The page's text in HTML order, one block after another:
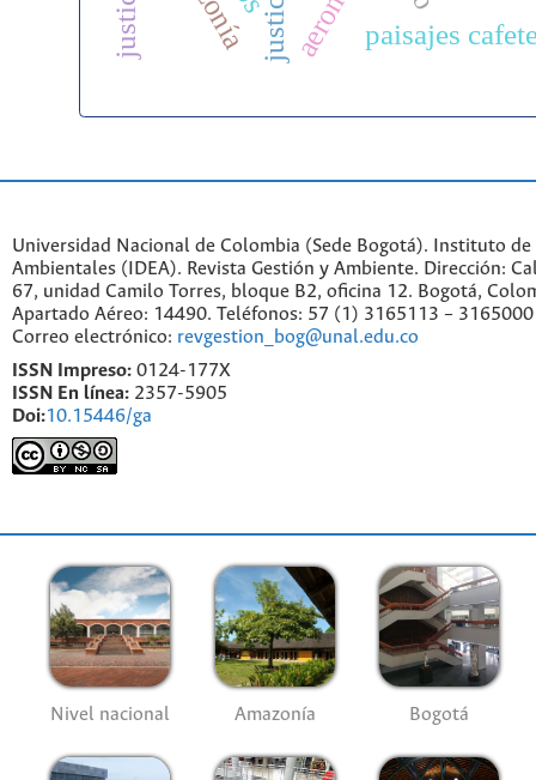
paisajes
Universidad Nacional de Colombia (Sede Bogotá). Instituto de
Ambientales (IDEA). Revista Gestión y Ambiente. Dirección:
67, unidad Camilo Torres, bloque B2, oficina 12. Bogotá,
Apartado Aéreo: 14490. Teléfonos: 57 (1) 3165113 –
Correo electrónico: revgestion_bog@unal.edu.co
ISSN Impreso: 0124-177X
ISSN En línea: 2357-5905
Doi:10.15446/ga
Nivel nacional Amazonía Bogotá